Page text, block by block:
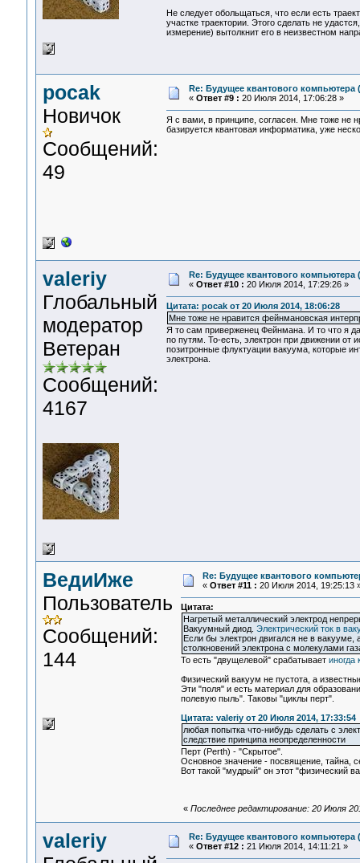
Не следует обольщаться, что если есть
участке траектории. Этого сделать не
измерение) вытолкнит его в неизвестном
pocak
Новичок
Сообщений:
49
Re: Будущее квантового компьютера
« Ответ #9 : 20 Июля 2014, 17:06:28 »
Я с вами, в принципе, согласен. Мне тоже не
базируется квантовая информатика, уже
valeriy
Глобальный
модератор
Ветеран
Сообщений:
4167
Re: Будущее квантового компьютера
« Ответ #10 : 20 Июля 2014, 17:29:26 »
Цитата: pocak от 20 Июля 2014, 18:06:28
Мне тоже не нравится фейнмановская
Я то сам приверженец Фейнмана. И то что я
по путям. То-есть, электрон при движении от
позитронные флуктуации вакуума, которые
электрона.
ВедиИже
Пользователь
Сообщений:
144
Re: Будущее квантового
« Ответ #11 : 20 Июля 2014, 19:25:13
Цитата:
Нагретый металлический электрод
Вакуумный диод. Электрический ток в
Если бы электрон двигался не в
столкновений электрона с молекулами
То есть "двущелевой" срабатывает иногда
Физический вакуум не пустота, а
Эти "поля" и есть материал для
полевую пыль". Таковы "циклы перт".
Цитата: valeriy от 20 Июля 2014, 17:33:54
любая попытка что-нибудь сделать с
следствие принципа неопределенности
Перт (Perth) - "Скрытое".
Основное значение - посвящение, тайна,
Вот такой "мудрый" он этот "физический
« Последнее редактирование: 20 Июля
valeriy
Re: Будущее квантового компьютера
« Ответ #12 : 21 Июля 2014, 14:11:21 »